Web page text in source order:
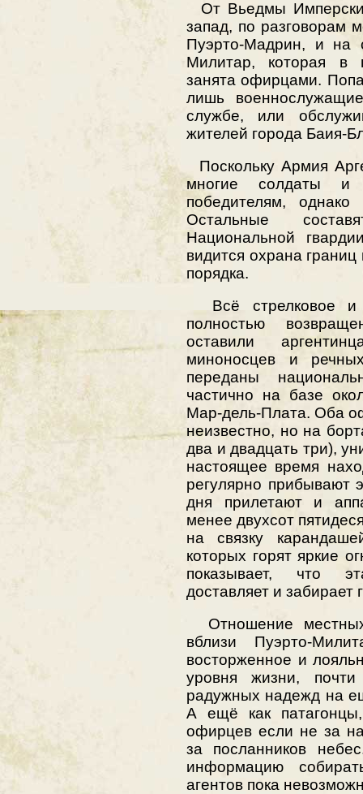
От Вьедмы
запад, по разговорам
Пуэрто-Мадрин, и на
Милитар, которая в
занята офирцами.
лишь
службе, или
жителей города Баия-
Поскольку Армия
многие солдаты
победителям,
Остальные
Национальной
видится охрана
порядка.
Всё стрелковое и
полностью
оставили
миноносцев и
переданы
частично на базе
Мар-дель-Плата. Оба
неизвестно, но на
два и двадцать три),
настоящее время
регулярно прибывают
дня прилетают и
менее двухсот
на связку
которых горят яркие
показывает, что
доставляет и забирает
Отношение
вблизи Пуэрто-
восторженное и
уровня жизни, почти
радужных надежд на
А ещё как
офирцев если не за
за посланников
информацию
агентов пока